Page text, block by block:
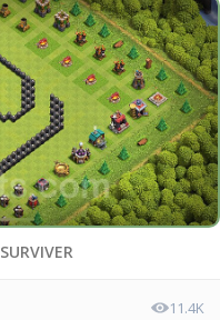
SURVIVER
11.4K